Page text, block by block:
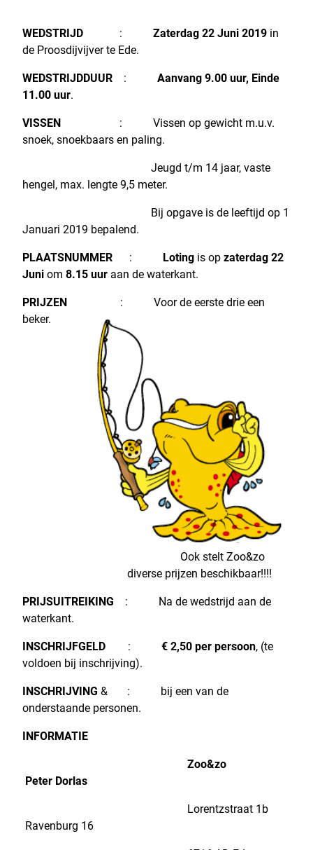
WEDSTRIJD : Zaterdag 22 Juni 2019 in
de Proosdijvijver te Ede.
WEDSTRIJDDUUR : Aanvang 9.00 uur, Einde
11.00 uur.
VISSEN
: Vissen op gewicht m.u.v.
snoek, snoekbaars en paling.
Jeugd t/m 14 jaar, vaste
hengel, max. lengte 9,5 meter.
Bij opgave is de leeftijd op 1
Januari 2019 bepalend.
PLAATSNUMMER : Loting is op zaterdag 22
Juni om 8.15 uur aan de waterkant.
PRIJZEN
: Voor de eerste drie een
beker.
Ook stelt Zoo&zo
diverse prijzen beschikbaar!!!!
PRIJSUITREIKING : Na de wedstrijd aan de
waterkant.
INSCHRIJFGELD : € 2,50 per persoon, (te
voldoen bij inschrijving).
INSCHRIJVING & : bij een van de
onderstaande personen.
INFORMATIE
Zoo&zo
Peter Dorlas
Lorentzstraat 1b
Ravenburg 16